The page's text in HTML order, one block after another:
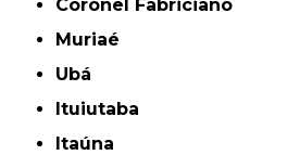
Coronel Fabriciano
Muriaé
Ubá
Ituiutaba
Itaúna